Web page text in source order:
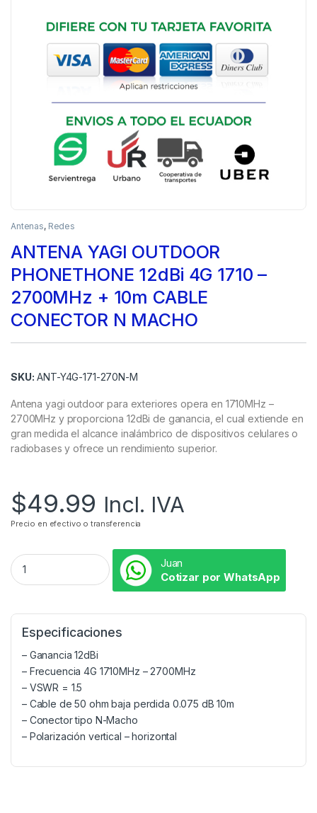
Antenas, Redes
ANTENA YAGI OUTDOOR
PHONETHONE 12dBi 4G 1710 –
2700MHz + 10m CABLE
CONECTOR N MACHO
SKU: ANT-Y4G-171-270N-M
Antena yagi outdoor para exteriores opera en 1710MHz –
2700MHz y proporciona 12dBi de ganancia, el cual extiende en
gran medida el alcance inalámbrico de dispositivos celulares o
radiobases y ofrece un rendimiento superior.
$49.99 Incl. IVA
Precio en efectivo o transferencia
Juan
Cotizar por WhatsApp
Especificaciones
– Ganancia 12dBi
– Frecuencia 4G 1710MHz – 2700MHz
– VSWR = 1.5
– Cable de 50 ohm baja perdida 0.075 dB 10m
– Conector tipo N-Macho
– Polarización vertical – horizontal